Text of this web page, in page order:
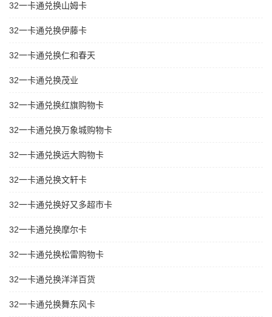
32一卡通兑换山姆卡
32一卡通兑换伊藤卡
32一卡通兑换仁和春天
32一卡通兑换茂业
32一卡通兑换红旗购物卡
32一卡通兑换万象城购物卡
32一卡通兑换远大购物卡
32一卡通兑换文轩卡
32一卡通兑换好又多超市卡
32一卡通兑换摩尔卡
32一卡通兑换松雷购物卡
32一卡通兑换洋洋百货
32一卡通兑换舞东风卡